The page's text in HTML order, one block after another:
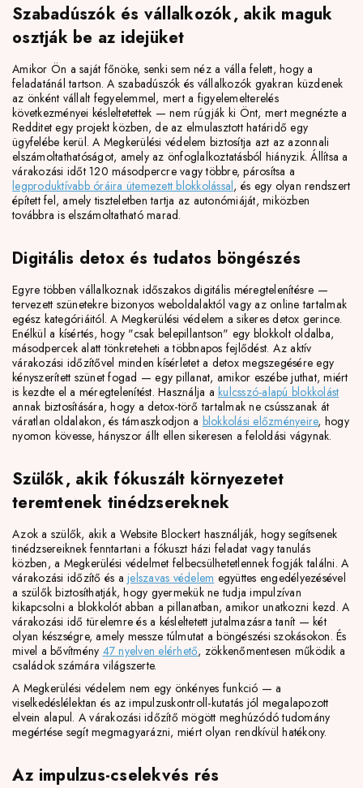
Szabadúszók és vállalkozók, akik maguk
osztják be az idejüket
Amikor Ön a saját főnöke, senki sem néz a válla felett, hogy a
feladatánál tartson. A szabadúszók és vállalkozók gyakran küzdenek
az önként vállalt fegyelemmel, mert a figyelemelterelés
következményei késleltetettek — nem rúgják ki Önt, mert megnézte a
Redditet egy projekt közben, de az elmulasztott határidő egy
ügyfelébe kerül. A Megkerülési védelem biztosítja azt az azonnali
elszámoltathatóságot, amely az önfoglalkoztatásból hiányzik. Állítsa a
várakozási időt 120 másodpercre vagy többre, párosítsa a
legproduktívabb óráira ütemezett blokkolással, és egy olyan rendszert
épített fel, amely tiszteletben tartja az autonómiáját, miközben
továbbra is elszámoltatható marad.
Digitális detox és tudatos böngészés
Egyre többen vállalkoznak időszakos digitális méregtelenítésre —
tervezett szünetekre bizonyos weboldalaktól vagy az online tartalmak
egész kategóriáitól. A Megkerülési védelem a sikeres detox gerince.
Enélkül a kísértés, hogy "csak belepillantson" egy blokkolt oldalba,
másodpercek alatt tönkreteheti a többnapos fejlődést. Az aktív
várakozási időzítővel minden kísérletet a detox megszegésére egy
kényszerített szünet fogad — egy pillanat, amikor eszébe juthat, miért
is kezdte el a méregtelenítést. Használja a kulcsszó-alapú blokkolást
annak biztosítására, hogy a detox-törő tartalmak ne csússzanak át
váratlan oldalakon, és támaszkodjon a blokkolási előzményeire, hogy
nyomon kövesse, hányszor állt ellen sikeresen a feloldási vágynak.
Szülők, akik fókuszált környezetet
teremtenek tinédzsereknek
Azok a szülők, akik a Website Blockert használják, hogy segítsenek
tinédzsereiknek fenntartani a fókuszt házi feladat vagy tanulás
közben, a Megkerülési védelmet felbecsülhetetlennek fogják találni. A
várakozási időzítő és a jelszavas védelem együttes engedélyezésével
a szülők biztosíthatják, hogy gyermekük ne tudja impulzívan
kikapcsolni a blokkolót abban a pillanatban, amikor unatkozni kezd. A
várakozási idő türelemre és a késleltetett jutalmazásra tanít — két
olyan készségre, amely messze túlmutat a böngészési szokásokon. És
mivel a bővítmény 47 nyelven elérhető, zökkenőmentesen működik a
családok számára világszerte.
A Megkerülési védelem nem egy önkényes funkció — a
viselkedéslélektan és az impulzuskontroll-kutatás jól megalapozott
elvein alapul. A várakozási időzítő mögött meghúzódó tudomány
megértése segít megmagyarázni, miért olyan rendkívül hatékony.
Az impulzus-cselekvés rés